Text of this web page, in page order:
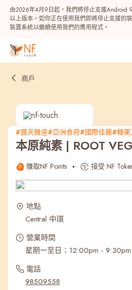
由2026年4月9日起，我們將停止支援Android
以上版本。如你正在使用我們即將停止支援的
裝置系統以繼續使用我們的應用程式。
熱門
最近搜尋紀錄
商戶
#露天雅座#亞洲食府#國際佳餚#糖
本原純素 | ROOT
賺取NF Points 接受 NF
地點
Central 中環
營業時間
星期一至日：12:00pm - 9:30pm
電話
98509558